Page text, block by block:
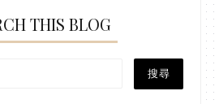
THIS BLOG